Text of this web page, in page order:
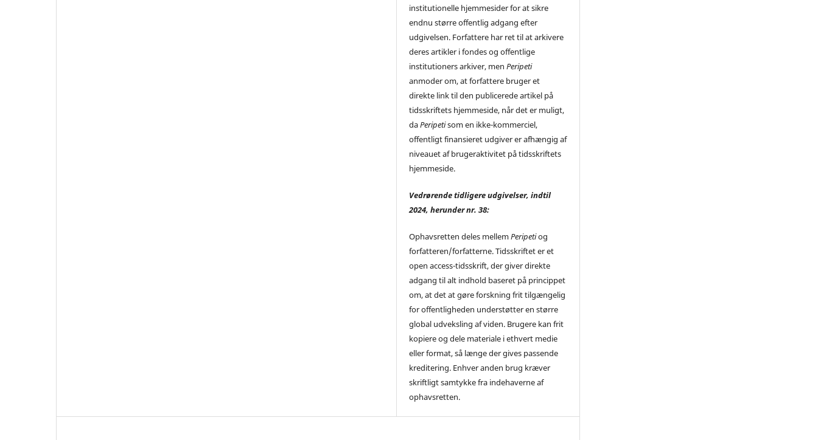
institutionelle hjemmesider for at sikre
endnu større offentlig adgang efter
udgivelsen. Forfattere har ret til at arkivere
deres artikler i fondes og offentlige
institutioners arkiver, menPeripeti
anmoder om, at forfattere bruger et
direkte link til den publicerede artikel på
tidsskriftets hjemmeside, når det er muligt,
daPeripetisom en ikke-kommerciel,
offentligt finansieret udgiver er afhængig af
niveauet af brugeraktivitet på tidsskriftets
hjemmeside.
Vedrørende tidligere udgivelser, indtil
2024, herunder nr. 38:
Ophavsretten deles mellemPeripetiog
forfatteren/forfatterne. Tidsskriftet er et
open access-tidsskrift, der giver direkte
adgang til alt indhold baseret på princippet
om, at det at gøre forskning frit tilgængelig
for offentligheden understøtter en større
global udveksling af viden. Brugere kan frit
kopiere og dele materiale i ethvert medie
eller format, så længe der gives passende
kreditering. Enhver anden brug kræver
skriftligt samtykke fra indehaverne af
ophavsretten.